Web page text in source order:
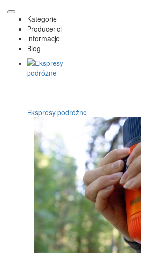
Kategorie
Producenci
Informacje
Blog
Ekspresy podróżne